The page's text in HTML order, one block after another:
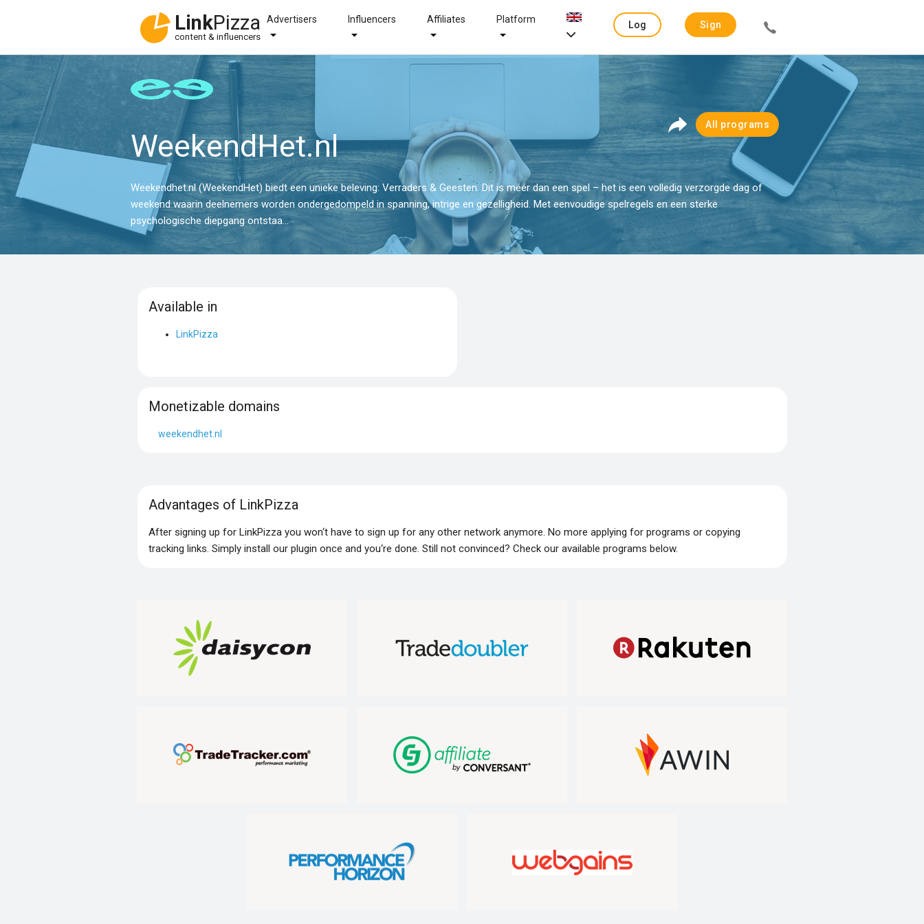
LinkPizza
content & influencers
Advertisers Influencers Affiliates Platform
Log
Sign
WeekendHet.nl
All programs
Weekendhet.nl (WeekendHet) biedt een unieke beleving: Verraders & Geesten. Dit is méér dan een spel – het is een volledig verzorgde dag of
weekend waarin deelnemers worden ondergedompeld in spanning, intrige en gezelligheid. Met eenvoudige spelregels en een sterke
psychologische diepgang ontstaa...
Available in
LinkPizza
Monetizable domains
weekendhet.nl
Advantages of LinkPizza
After signing up for LinkPizza you won‘t have to sign up for any other network anymore. No more applying for programs or copying
tracking links. Simply install our plugin once and you‘re done. Still not convinced? Check our available programs below.